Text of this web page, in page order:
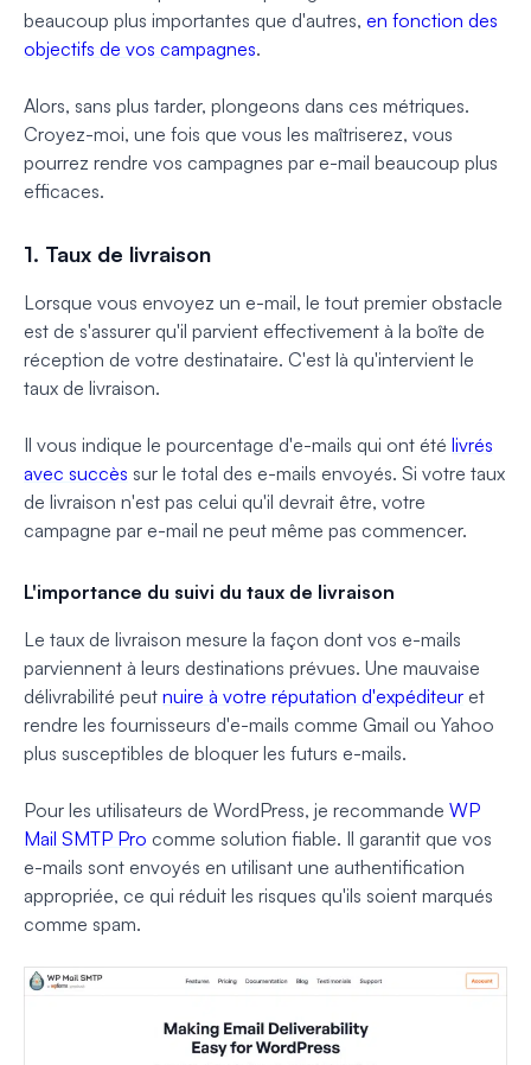
beaucoup plus importantes que d'autres, en fonction des
objectifs de vos campagnes.
Alors, sans plus tarder, plongeons dans ces métriques.
Croyez-moi, une fois que vous les maîtriserez, vous
pourrez rendre vos campagnes par e-mail beaucoup plus
efficaces.
1. Taux de livraison
Lorsque vous envoyez un e-mail, le tout premier obstacle
est de s'assurer qu'il parvient effectivement à la boîte de
réception de votre destinataire. C'est là qu'intervient le
taux de livraison.
Il vous indique le pourcentage d'e-mails qui ont été livrés
avec succès sur le total des e-mails envoyés. Si votre taux
de livraison n'est pas celui qu'il devrait être, votre
campagne par e-mail ne peut même pas commencer.
L'importance du suivi du taux de livraison
Le taux de livraison mesure la façon dont vos e-mails
parviennent à leurs destinations prévues. Une mauvaise
délivrabilité peut nuire à votre réputation d'expéditeur et
rendre les fournisseurs d'e-mails comme Gmail ou Yahoo
plus susceptibles de bloquer les futurs e-mails.
Pour les utilisateurs de WordPress, je recommande WP
Mail SMTP Pro comme solution fiable. Il garantit que vos
e-mails sont envoyés en utilisant une authentification
appropriée, ce qui réduit les risques qu'ils soient marqués
comme spam.